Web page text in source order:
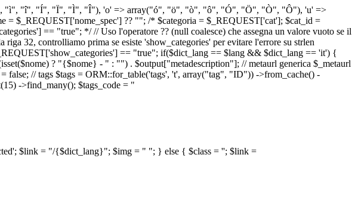
"î", "Í", "Ï", "Ì", "Î"), 'o' => array("ó", "ö", "ò", "ô", "Ó", "Ö", "Ò", "Ô"), 'u' =>
= $_REQUEST['nome_spec'] ?? ""; /* $categoria = $_REQUEST['cat']; $cat_id =
== "true"; */ // Uso l'operatore ?? (null coalesce) che assegna un valore vuoto se il
32, controlliamo prima se esiste 'show_categories' per evitare l'errore su strlen
== "true"; if($dict_lang == $lang && $dict_lang == 'it') {
? "{$nome} - " : "") . $output["metadescription"]; // metaurl generica $_metaurl
// tags $tags = ORM::for_table('tags', 't', array("tag", "ID")) ->from_cache() -
->find_many(); $tags_code = "
$link = "/{$dict_lang}"; $img = " "; } else { $class = ''; $link =